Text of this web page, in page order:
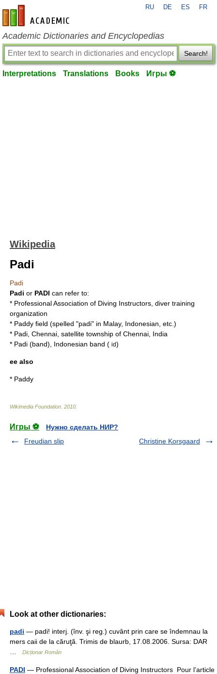
en-academic.com
RU DE ES FR
Academic Dictionaries and Encyclopedias
Search!
Interpretations Translations Books Игры ⚽
Wikipedia
Padi
Padi
Padi or PADI can refer to:
* Professional Association of Diving Instructors , diver training
organization
* Paddy field (spelled "padi" in Malay, Indonesian, etc.)
* Padi, Chennai , satellite township of Chennai, India
* Padi (band) , Indonesian band ( id)
ee also
* Paddy
Wikimedia Foundation 2010
Игры ⚽
Нужно сделать НИР?
Freudian slip
Christine Korsgaard
Look at other dictionaries:
padi — padi! interj. (înv. şi reg.) cuvânt prin care se îndemnau la
mers caii de la căruţă. Trimis de blaurb, 17.08.2006. Sursa: DAR
Dicționar Român
PADI — Professional Association of Diving Instructors Pour l’article